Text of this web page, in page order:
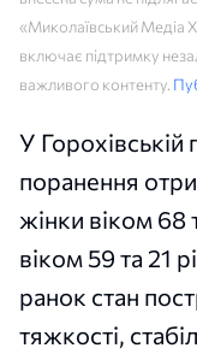
«Миколаївський Медіа
включає підтримку
важливого контенту.
У Горохівській
поранення
жінки віком 68
віком 59 та 21
ранок стан
тяжкості,